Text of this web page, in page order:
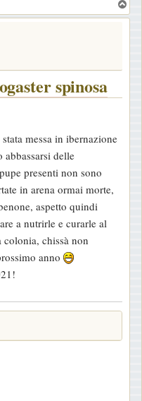
o
spinosa
messa in ibernazione
delle
presenti non sono
in arena ormai morte,
aspetto quindi
a nutrirle e curarle al
chissà non
anno